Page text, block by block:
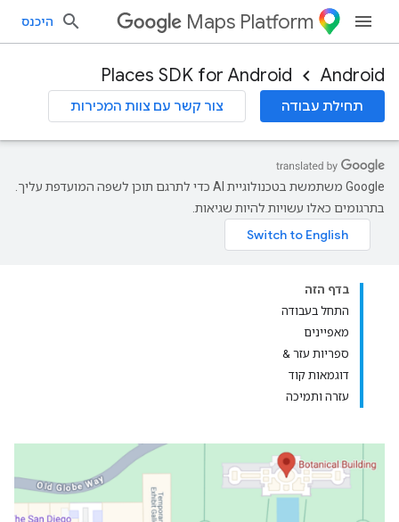
Maps Platform היכנס
Android
Places SDK for Android
תחילת עבודה צור קשר עם צוות המכירות
‫Google משתמשת בטכנולוגיית AI כדי לתרגם תוכן לשפה המועדפת עליך.
בתרגומים כאלו עשויות להיות שגיאות.
בדף הזה
התחל בעבודה
מאפיינים
ספריות עזר &
דוגמאות קוד
עזרה ותמיכה